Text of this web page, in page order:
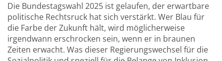
Die Bundestagswahl 2025 ist gelaufen, der erwartbare
politische Rechtsruck hat sich verstärkt. Wer Blau für
die Farbe der Zukunft hält, wird möglicherweise
irgendwann erschrocken sein, wenn er in braunen
Zeiten erwacht. Was dieser Regierungswechsel für die